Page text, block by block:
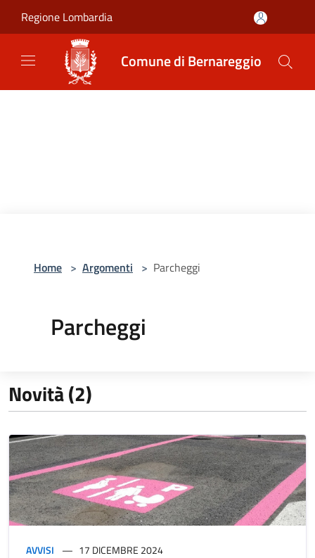
Regione Lombardia
Comune di Bernareggio
Home > Argomenti > Parcheggi
Parcheggi
Novità (2)
AVVISI 17 DICEMBRE 2024